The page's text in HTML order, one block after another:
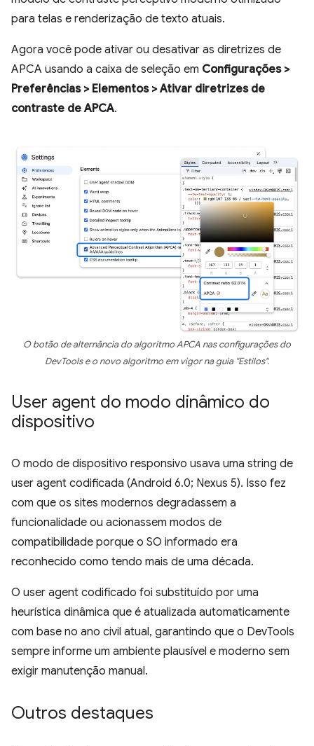
para telas e renderização de texto atuais.
Agora você pode ativar ou desativar as diretrizes de
APCA usando a caixa de seleção em Configurações >
Preferências > Elementos > Ativar diretrizes de
contraste de APCA.
O botão de alternância do algoritmo APCA nas configurações do
DevTools e o novo algoritmo em vigor na guia "Estilos".
User agent do modo dinâmico do
dispositivo
O modo de dispositivo responsivo usava uma string de
user agent codificada (Android 6.0; Nexus 5). Isso fez
com que os sites modernos degradassem a
funcionalidade ou acionassem modos de
compatibilidade porque o SO informado era
reconhecido como tendo mais de uma década.
O user agent codificado foi substituído por uma
heurística dinâmica que é atualizada automaticamente
com base no ano civil atual, garantindo que o DevTools
sempre informe um ambiente plausível e moderno sem
exigir manutenção manual.
Outros destaques